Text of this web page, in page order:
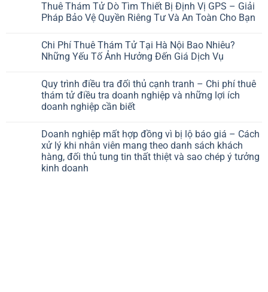
Thuê Thám Tử Dò Tìm Thiết Bị Định Vị GPS – Giải
Pháp Bảo Vệ Quyền Riêng Tư Và An Toàn Cho Bạn
Chi Phí Thuê Thám Tử Tại Hà Nội Bao Nhiêu?
Những Yếu Tố Ảnh Hưởng Đến Giá Dịch Vụ
Quy trình điều tra đối thủ cạnh tranh – Chi phí thuê
thám tử điều tra doanh nghiệp và những lợi ích
doanh nghiệp cần biết
Doanh nghiệp mất hợp đồng vì bị lộ báo giá – Cách
xử lý khi nhân viên mang theo danh sách khách
hàng, đối thủ tung tin thất thiệt và sao chép ý tưởng
kinh doanh